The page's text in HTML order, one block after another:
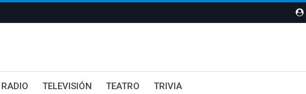
RADIO TELEVISIÓN TEATRO TRIVIA